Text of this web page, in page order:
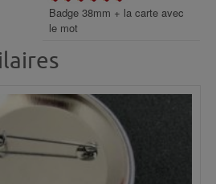
Badge 38mm + la carte avec
le mot